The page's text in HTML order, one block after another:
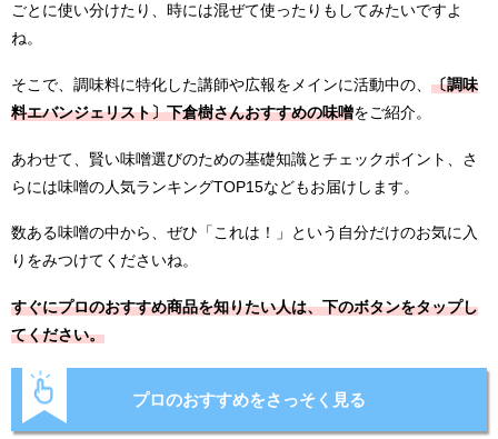
ごとに使い分けたり、時には混ぜて使ったりもしてみたいですよ
ね。
そこで、調味料に特化した講師や広報をメインに活動中の、 〔調味
料エバンジェリスト〕下倉樹さんおすすめの味噌をご紹介。
あわせて、賢い味噌選びのための基礎知識とチェックポイント、さ
らには味噌の人気ランキングTOP15などもお届けします。
数ある味噌の中から、ぜひ「これは！」という自分だけのお気に入
りをみつけてくださいね。
すぐにプロのおすすめ商品を知りたい人は、下のボタンをタップし
てください。
プロのおすすめをさっそく見る